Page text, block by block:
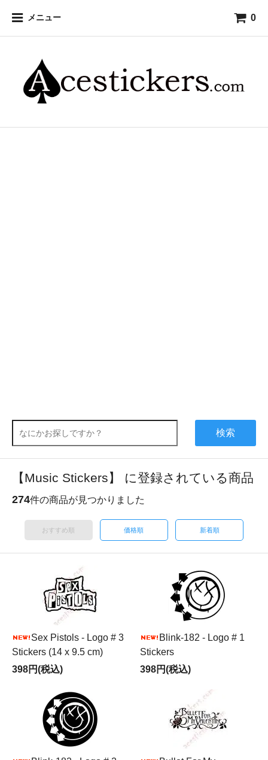
メニュー 0
検索
【Music Stickers】 に登録されている商品
274件の商品が見つかりました
おすすめ順 価格順 新着順
Sex Pistols - Logo # 3
Stickers (14 x 9.5 cm)
398円(税込)
Blink-182 - Logo # 1
Stickers
398円(税込)